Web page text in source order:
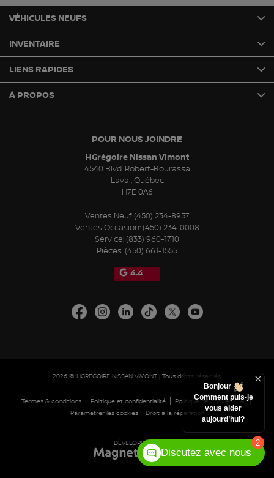
POUR NOUS JOINDRE
HGrégoire Nissan Vimont
4540 Blvd. Robert-Bourassa
Laval,Québec
H7E 0A6
Ventes Neuf: (450) 234-8957
Ventes Occasion: (450) 234-0008
Service: (833) 960-1710
Pièces: (450) 661-1555
4.4
VÉHICULES NEUFS
INVENTAIRE
LIENS RAPIDES
À PROPOS
2026 © HGRÉGOIRE NISSAN VIMONT| Tous droits réservés.
Termes & conditions| Politique et confidentialité| Politique de cookies (CA)|
Paramétrer les cookies| Droit à la réparation
DÉVELOPPÉ PAR 2
Bonjour
Comment puis-je
vous aider
aujourd’hui?
Discutez avec nous